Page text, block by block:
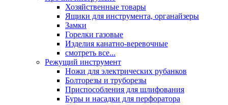
Хозяйственные товары
Ящики для инструмента, органайзеры
Замки
Горелки газовые
Изделия канатно-веревочные
смотреть все...
Режущий инструмент
Ножи для электрических рубанков
Болторезы и труборезы
Приспособления для шлифования
Буры и насадки для перфоратора